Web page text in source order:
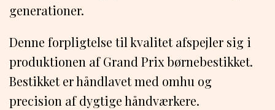
generationer.
Denne forpligtelse til kvalitet afspejler sig i
produktionen af Grand Prix børnebestikket.
Bestikket er håndlavet med omhu og
precision af dygtige håndværkere.